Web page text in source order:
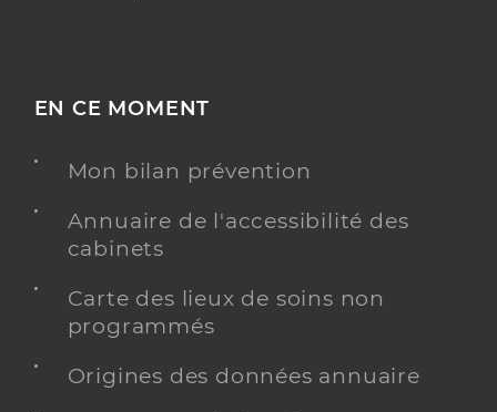
EN CE MOMENT
Mon bilan prévention
Annuaire de l'accessibilité des
cabinets
Carte des lieux de soins non
programmés
Origines des données annuaire